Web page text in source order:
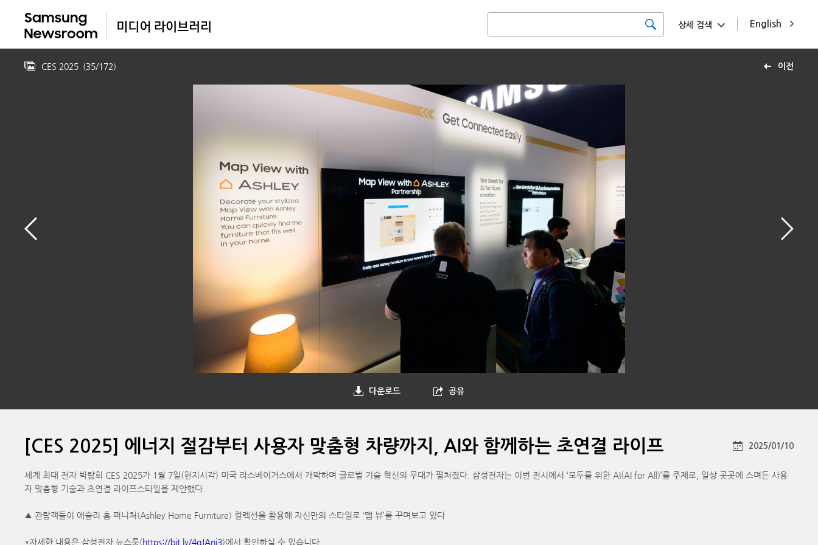
English
상세 검색
이전
CES 2025 (35/172)
다운로드 공유
[CES 2025] 에너지 절감부터 사용자 맞춤형 차량까지, AI와 함께하는 초연결 라이프 2025/01/10
세계 최대 전자 박람회 CES 2025가 1월 7일(현지시각) 미국 라스베이거스에서 개막하며 글로벌 기술 혁신의 무대가 펼쳐졌다. 삼성전자는 이번 전시에서 ‘모두를 위한 AI(AI for All)’를 주제로, 일상 곳곳에 스며든 사용
자 맞춤형 기술과 초연결 라이프스타일을 제안했다.
▲ 관람객들이 애슐리 홈 퍼니처(Ashley Home Furniture) 컬렉션을 활용해 자신만의 스타일로 ‘맵 뷰’를 꾸며보고 있다
*자세한 내용은 삼성전자 뉴스룸(https://bit.ly/4gJAni3)에서 확인하실 수 있습니다.